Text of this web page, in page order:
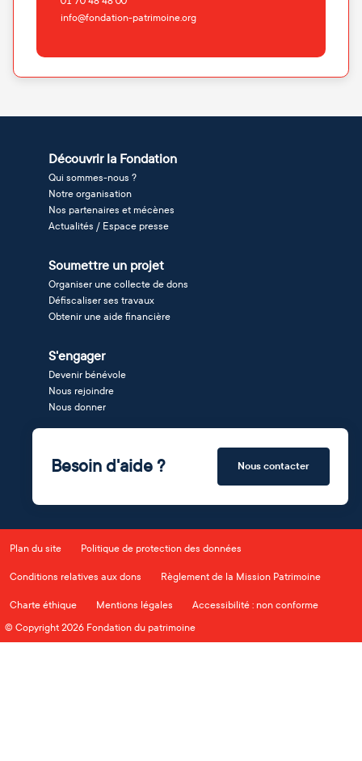
info@fondation-patrimoine.org
Découvrir la Fondation
Qui sommes-nous ?
Notre organisation
Nos partenaires et mécènes
Actualités / Espace presse
Soumettre un projet
Organiser une collecte de dons
Défiscaliser ses travaux
Obtenir une aide financière
S'engager
Devenir bénévole
Nous rejoindre
Nous donner
Besoin d'aide ? Nous contacter
Plan du site Politique de protection des données
Conditions relatives aux dons Règlement de la Mission Patrimoine
Charte éthique Mentions légales
Accessibilité : non conforme
© Copyright 2026 Fondation du patrimoine